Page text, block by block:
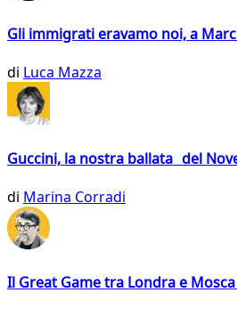
Gli immigrati eravamo noi, a
di Luca Mazza
Guccini, la nostra ballata del
di Marina Corradi
Il Great Game tra Londra e